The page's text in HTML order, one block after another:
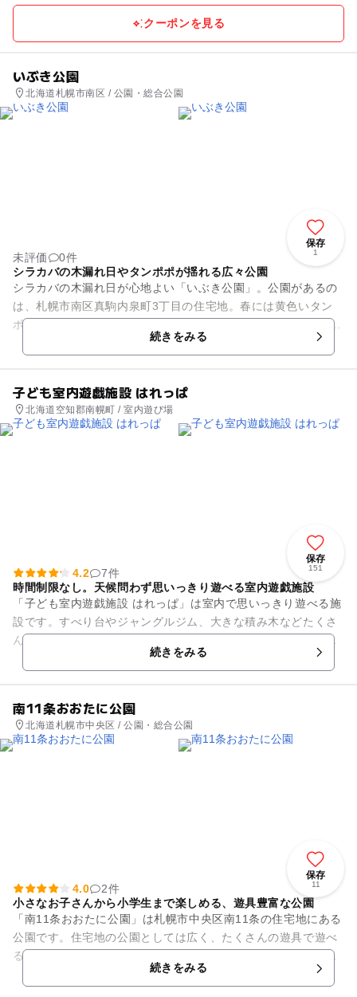
クーポンを見る
いぶき公園
北海道札幌市南区 / 公園・総合公園
保存
1
未評価
0件
シラカバの木漏れ日やタンポポが揺れる広々公園
シラカバの木漏れ日が心地よい「いぶき公園」。公園があるの
は、札幌市南区真駒内泉町3丁目の住宅地。春には黄色いタン
ポポが地面を埋め尽くす緑豊かな可愛い公園です。 改装済の園
続きをみる
子ども室内遊戯施設 はれっぱ
北海道空知郡南幌町 / 室内遊び場
保存
151
4.2
7件
時間制限なし。天候問わず思いっきり遊べる室内遊戯施設
「子ども室内遊戯施設 はれっぱ」は室内で思いっきり遊べる施
設です。すべり台やジャングルジム、大きな積み木などたくさ
んの遊具を設置。自由に弾けるピアノ、授乳室、おむつ交換台
などの設備も整っているの...続きをみる
南11条おおたに公園
北海道札幌市中央区 / 公園・総合公園
保存
11
4.0
2件
小さなお子さんから小学生まで楽しめる、遊具豊富な公園
「南11条おおたに公園」は札幌市中央区南11条の住宅地にある
公園です。住宅地の公園としては広く、たくさんの遊具で遊べ
るエリアや、イベントやスポーツなどに活用されている多目的
広場などが設けられてい...続きをみる